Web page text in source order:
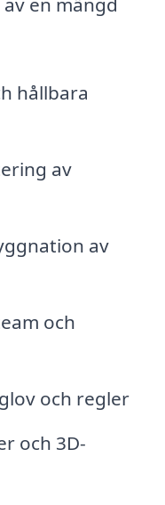
hållbara
av
av
och
och regler
och 3D-